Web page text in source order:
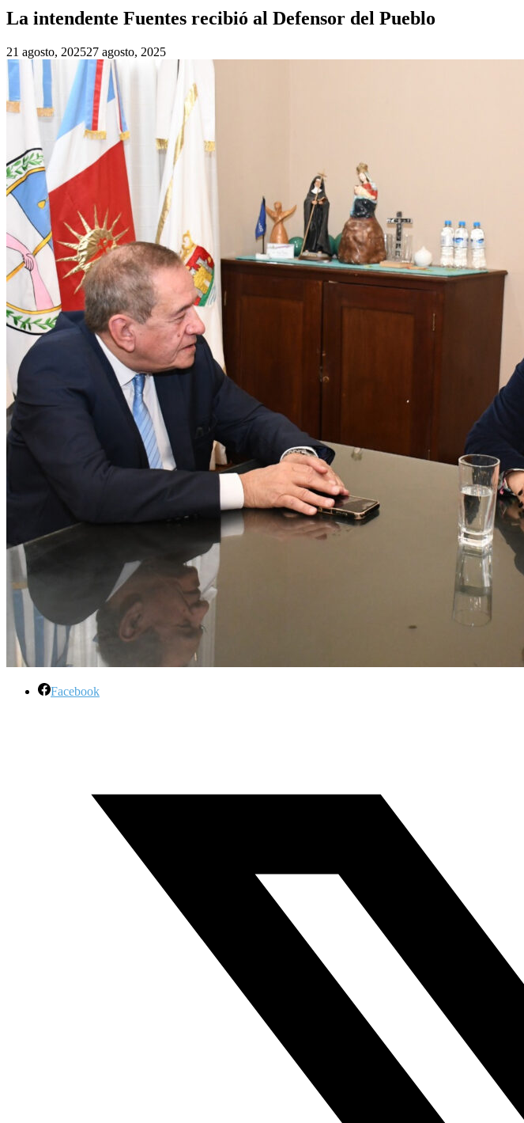
La intendente Fuentes recibió al Defensor del Pueblo
21 agosto, 202527 agosto, 2025
Facebook